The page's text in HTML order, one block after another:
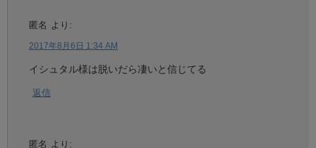
匿名 より:
2017年8月6日 1:34 AM
イシュタル様は脱いだら凄いと信じてる
返信
匿名 より: